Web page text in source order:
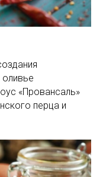
оливье
«Провансаль»
перца и